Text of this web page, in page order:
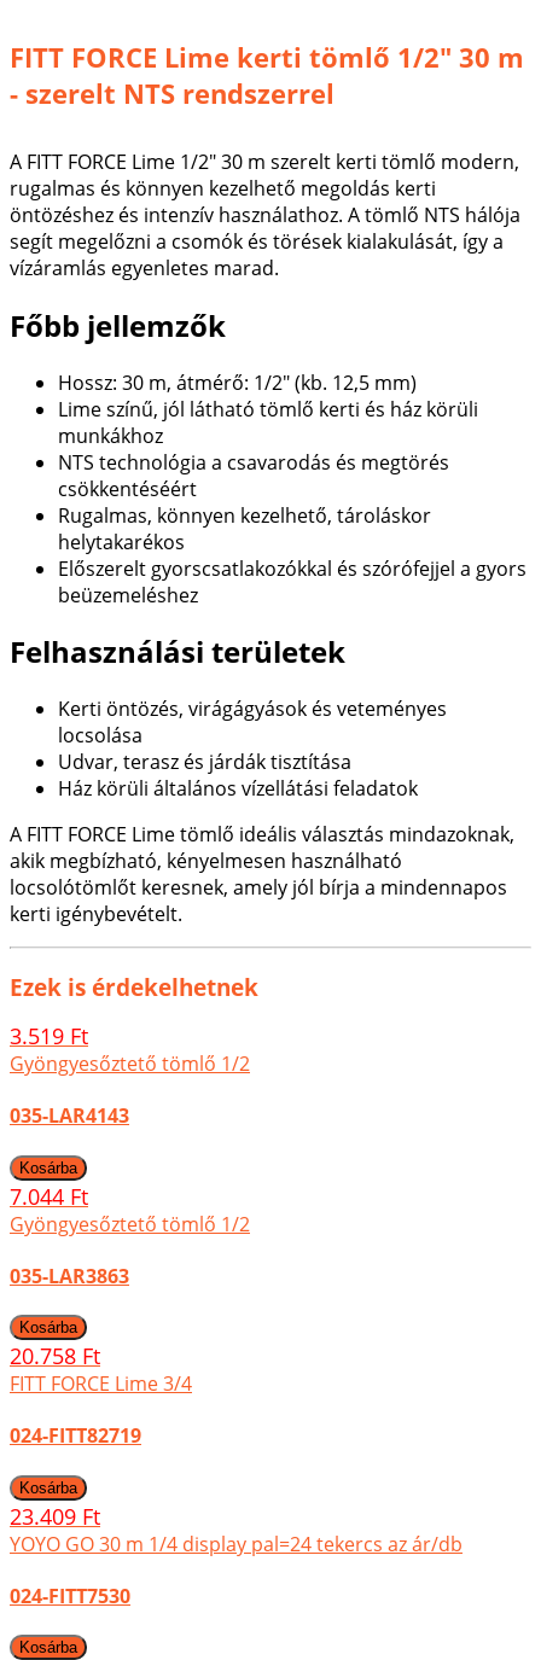
FITT FORCE Lime kerti tömlő 1/2" 30 m
- szerelt NTS rendszerrel
A FITT FORCE Lime 1/2" 30 m szerelt kerti tömlő modern,
rugalmas és könnyen kezelhető megoldás kerti
öntözéshez és intenzív használathoz. A tömlő NTS hálója
segít megelőzni a csomók és törések kialakulását, így a
vízáramlás egyenletes marad.
Főbb jellemzők
Hossz: 30 m, átmérő: 1/2" (kb. 12,5 mm)
Lime színű, jól látható tömlő kerti és ház körüli
munkákhoz
NTS technológia a csavarodás és megtörés
csökkentéséért
Rugalmas, könnyen kezelhető, tároláskor
helytakarékos
Előszerelt gyorscsatlakozókkal és szórófejjel a gyors
beüzemeléshez
Felhasználási területek
Kerti öntözés, virágágyások és veteményes
locsolása
Udvar, terasz és járdák tisztítása
Ház körüli általános vízellátási feladatok
A FITT FORCE Lime tömlő ideális választás mindazoknak,
akik megbízható, kényelmesen használható
locsolótömlőt keresnek, amely jól bírja a mindennapos
kerti igénybevételt.
Ezek is érdekelhetnek
3.519 Ft
Gyöngyesőztető tömlő 1/2
035-LAR4143
7.044 Ft
Gyöngyesőztető tömlő 1/2
035-LAR3863
20.758 Ft
FITT FORCE Lime 3/4
024-FITT82719
23.409 Ft
YOYO GO 30 m 1/4 display pal=24 tekercs az ár/db
024-FITT7530